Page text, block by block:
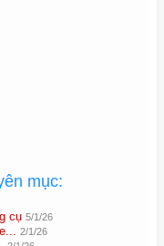
mục:
cụ 5/1/26
2/1/26